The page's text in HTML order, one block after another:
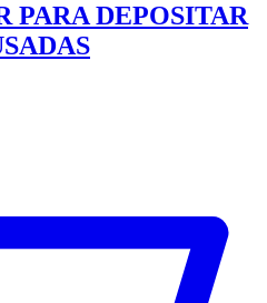
PARA DEPOSITAR